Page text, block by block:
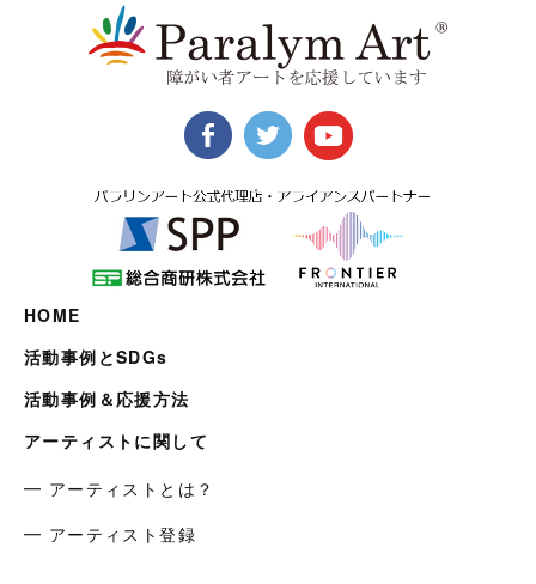
HOME
活動事例とSDGs
活動事例＆応援方法
アーティストに関して
━ アーティストとは？
━ アーティスト登録